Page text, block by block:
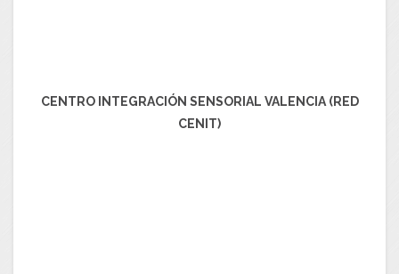
CENTRO INTEGRACIÓN SENSORIAL VALENCIA (RED
CENIT)